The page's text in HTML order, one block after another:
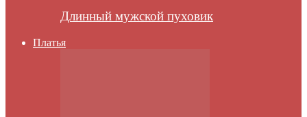
Длинный мужской пуховик
Платья